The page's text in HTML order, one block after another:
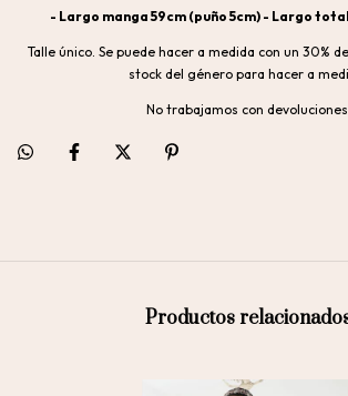
- Largo manga 59cm (puño 5cm) - Largo
Talle único. Se puede hacer a medida con un 30%
stock del género para hacer a
No trabajamos con devoluciones.
Productos